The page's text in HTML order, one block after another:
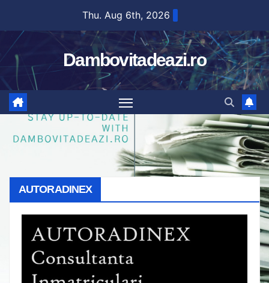
content
Thu. Aug 6th, 2026
Dambovitadeazi.ro
AUTORADINEX